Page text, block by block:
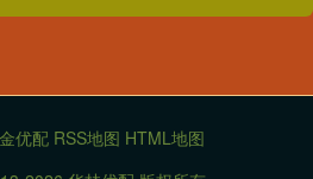
优配 RSS地图 HTML地图